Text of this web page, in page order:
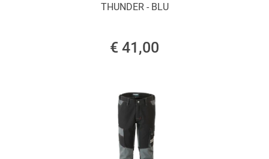
THUNDER - BLU
€ 41,00